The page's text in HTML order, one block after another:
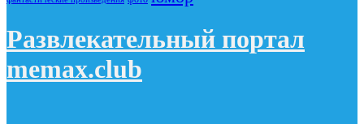
Развлекательный портал
memax.club